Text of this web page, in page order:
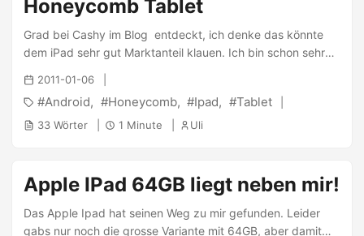
Honeycomb Tablet
Grad bei Cashy im Blog entdeckt, ich denke das könnte
dem iPad sehr gut Marktanteil klauen. Ich bin schon sehr
gespannt, auf dem Google Mobile Blog gibts noch ein
bisschen Text dazu :)
2011-01-06
Android Honeycomb Ipad Tablet
33 Wörter 1 Minute Uli
Apple IPad 64GB liegt neben mir!
Das Apple Ipad hat seinen Weg zu mir gefunden. Leider
gabs nur noch die grosse Variante mit 64GB, aber damit